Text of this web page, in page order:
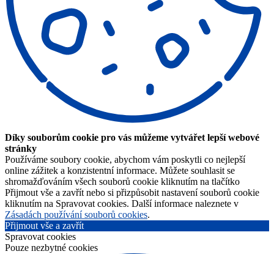
Díky souborům cookie pro vás můžeme vytvářet lepší webové
stránky
Používáme soubory cookie, abychom vám poskytli co nejlepší
online zážitek a konzistentní informace. Můžete souhlasit se
shromažďováním všech souborů cookie kliknutím na tlačítko
Přijmout vše a zavřít nebo si přizpůsobit nastavení souborů cookie
kliknutím na Spravovat cookies. Další informace naleznete v
Zásadách používání souborů cookies.
Přijmout vše a zavřít
Spravovat cookies
Pouze nezbytné cookies